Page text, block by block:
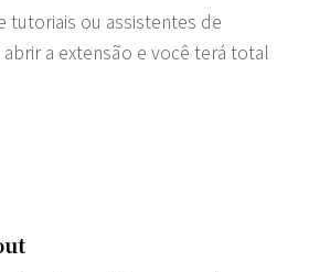
tutoriais ou assistentes de
a extensão e você terá total